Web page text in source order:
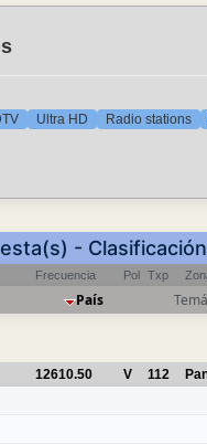
Ultra HD Radio stations
-
Frecuencia Pol Txp
País
12610.50 V 112